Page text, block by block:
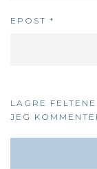
EPOST *
LAGRE
JEG